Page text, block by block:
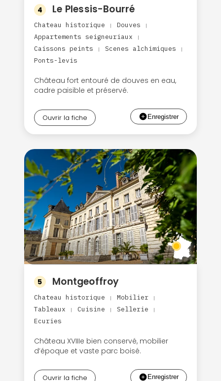
4 Le Plessis-Bourré
Chateau historique | Douves |
Appartements seigneuriaux |
Caissons peints | Scenes alchimiques |
Ponts-levis
Château fort entouré de douves en eau,
cadre paisible et préservé.
Ouvrir la fiche
5 Montgeoffroy
Chateau historique | Mobilier |
Tableaux | Cuisine | Sellerie |
Ecuries
Château XVIIIe bien conservé, mobilier
d’époque et vaste parc boisé.
Ouvrir la fiche